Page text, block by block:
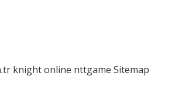
knight online nttgame Sitemap